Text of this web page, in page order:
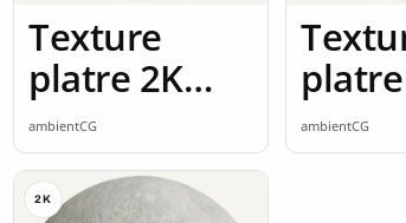
Texture
platre 2K
seamless
ambientCG ambientCG
2K